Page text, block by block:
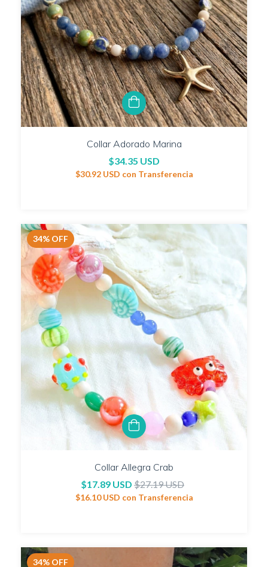
Collar Adorado Marina
$34.35 USD
$30.92 USD con Transferencia
34% OFF
Collar Allegra Crab
$17.89 USD $27.19 USD
$16.10 USD con Transferencia
34% OFF